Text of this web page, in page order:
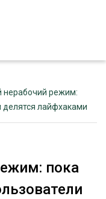
нерабочий режим:
делятся лайфхаками
пока